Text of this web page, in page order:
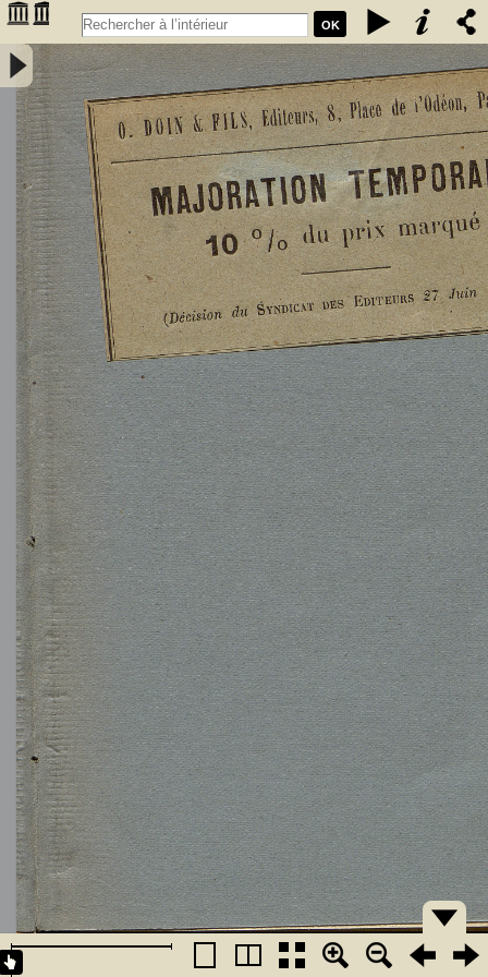
OK
L'Astronomie, observations, théorie et vulgarisation générale / par
Marcel Moye,... - Moye, Marcel (1873-1939). Auteur